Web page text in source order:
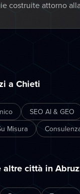
costruite attorno
a Chieti
SEO AI & GEO
Misura
altre città in